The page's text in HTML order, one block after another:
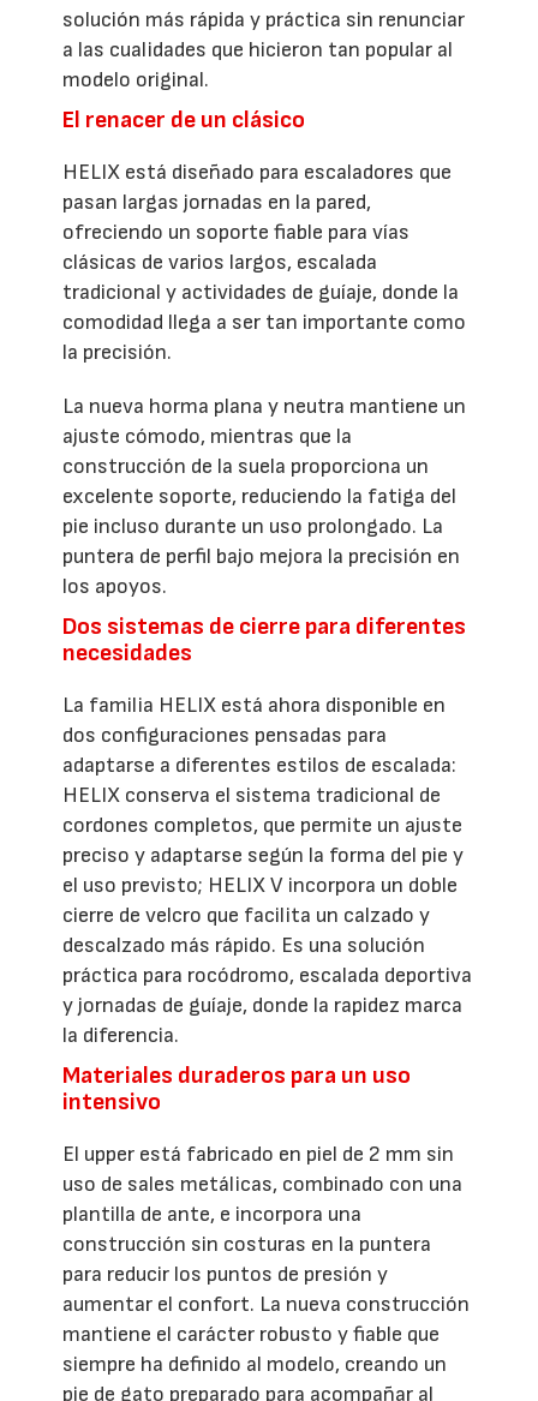
solución más rápida y práctica sin renunciar
a las cualidades que hicieron tan popular al
modelo original.
El renacer de un clásico
HELIX está diseñado para escaladores que
pasan largas jornadas en la pared,
ofreciendo un soporte fiable para vías
clásicas de varios largos, escalada
tradicional y actividades de guíaje, donde la
comodidad llega a ser tan importante como
la precisión.
La nueva horma plana y neutra mantiene un
ajuste cómodo, mientras que la
construcción de la suela proporciona un
excelente soporte, reduciendo la fatiga del
pie incluso durante un uso prolongado. La
puntera de perfil bajo mejora la precisión en
los apoyos.
Dos sistemas de cierre para diferentes
necesidades
La familia HELIX está ahora disponible en
dos configuraciones pensadas para
adaptarse a diferentes estilos de escalada:
HELIX conserva el sistema tradicional de
cordones completos, que permite un ajuste
preciso y adaptarse según la forma del pie y
el uso previsto; HELIX V incorpora un doble
cierre de velcro que facilita un calzado y
descalzado más rápido. Es una solución
práctica para rocódromo, escalada deportiva
y jornadas de guíaje, donde la rapidez marca
la diferencia.
Materiales duraderos para un uso
intensivo
El upper está fabricado en piel de 2 mm sin
uso de sales metálicas, combinado con una
plantilla de ante, e incorpora una
construcción sin costuras en la puntera
para reducir los puntos de presión y
aumentar el confort. La nueva construcción
mantiene el carácter robusto y fiable que
siempre ha definido al modelo, creando un
pie de gato preparado para acompañar al